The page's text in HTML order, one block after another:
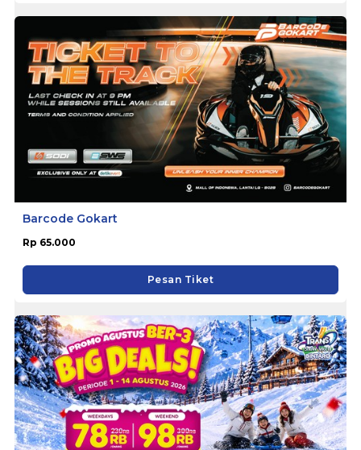
Barcode Gokart
Rp 65.000
Pesan Tiket